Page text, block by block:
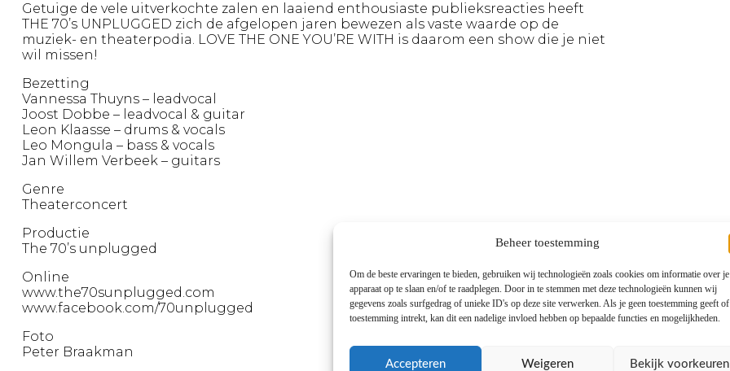
Beheer toestemming
Om de beste ervaringen te bieden, gebruiken wij technologieën zoals cookies om informatie over je
apparaat op te slaan en/of te raadplegen. Door in te stemmen met deze technologieën kunnen wij
gegevens zoals surfgedrag of unieke ID's op deze site verwerken. Als je geen toestemming geeft
toestemming intrekt, kan dit een nadelige invloed hebben op bepaalde functies en mogelijkheden.
Accepteren Weigeren Bekijk voorkeuren
Getuige de vele uitverkochte zalen en laaiend enthousiaste publieksreacties heeft
THE 70’s UNPLUGGED zich de afgelopen jaren bewezen als vaste waarde op de
muziek- en theaterpodia. LOVE THE ONE YOU’RE WITH is daarom een show die je niet
wil missen!
Bezetting
Vannessa Thuyns – leadvocal
Joost Dobbe – leadvocal & guitar
Leon Klaasse – drums & vocals
Leo Mongula – bass & vocals
Jan Willem Verbeek – guitars
Genre
Theaterconcert
Productie
The 70’s unplugged
Online
www.the70sunplugged.com
www.facebook.com/70unplugged
Foto
Peter Braakman